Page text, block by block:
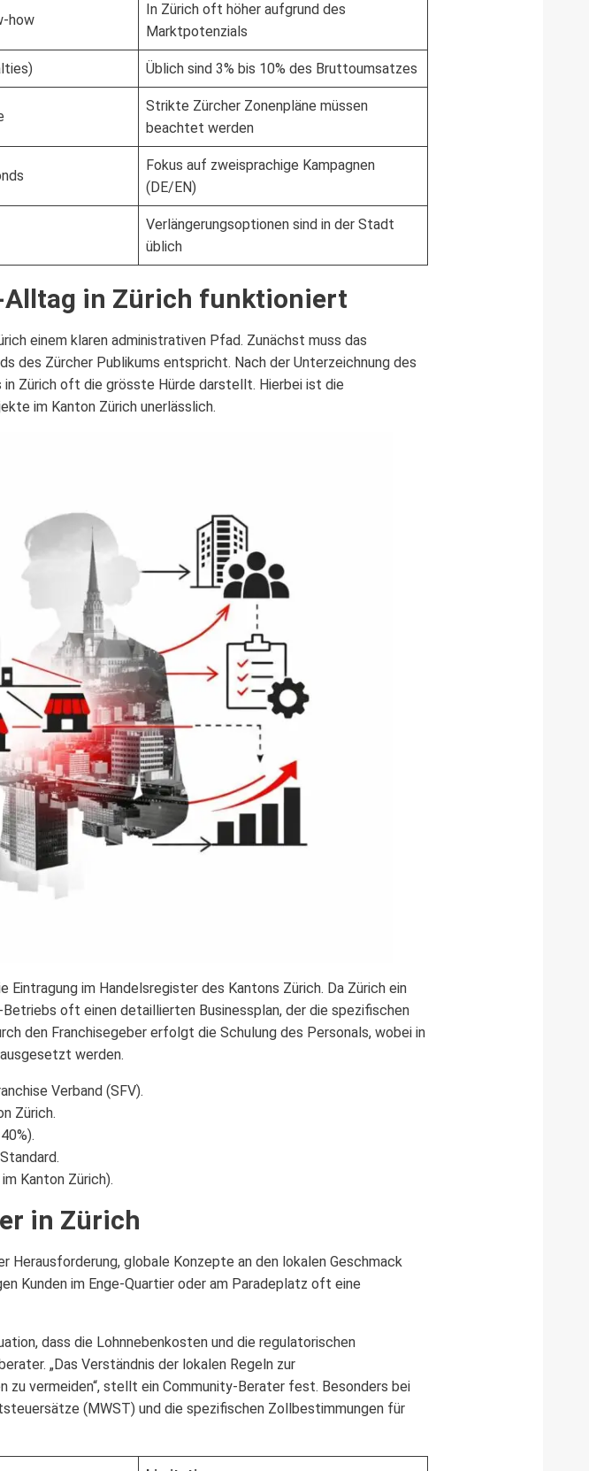
how
In Zürich oft höher aufgrund des
Marktpotenzials
Üblich sind 3% bis 10% des Bruttoumsatzes
Strikte Zürcher Zonenpläne müssen
beachtet werden
Fokus auf zweisprachige Kampagnen
(DE/EN)
Verlängerungsoptionen sind in der Stadt
üblich
Alltag in Zürich funktioniert
einem klaren administrativen Pfad. Zunächst muss das
des Zürcher Publikums entspricht. Nach der Unterzeichnung des
Zürich oft die grösste Hürde darstellt. Hierbei ist die
im Kanton Zürich unerlässlich.
im Handelsregister des Kantons Zürich. Da Zürich ein
oft einen detaillierten Businessplan, der die spezifischen
den Franchisegeber erfolgt die Schulung des Personals, wobei in
werden.
Verband (SFV).
Zürich.
Kanton Zürich).
in Zürich
globale Konzepte an den lokalen Geschmack
Kunden im Enge-Quartier oder am Paradeplatz oft eine
dass die Lohnnebenkosten und die regulatorischen
„Das Verständnis der lokalen Regeln zur
zu vermeiden“, stellt ein Community-Berater fest. Besonders bei
(MWST) und die spezifischen Zollbestimmungen für